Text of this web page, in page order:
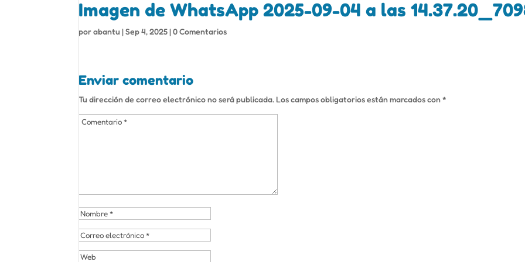
Imagen de WhatsApp 2025-09-04 a las
porabantu |Sep 4, 2025|0 Comentarios
Enviar comentario
Tu dirección de correo electrónico no será publicada. Los campos obligatorios están marcados con*